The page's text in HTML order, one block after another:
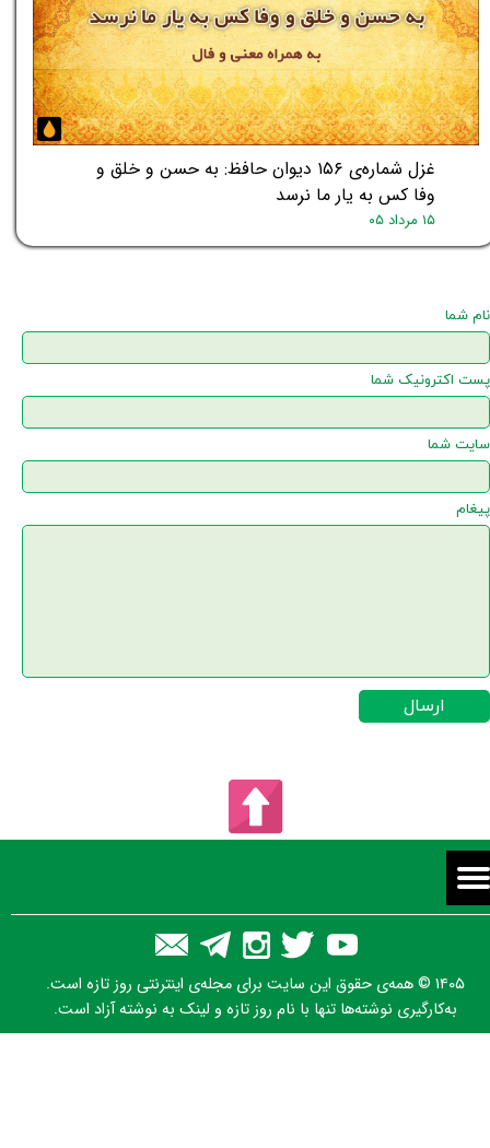
غزل شماره‌ی ۱۵۶ دیوان حافظ: به حسن و خلق و
وفا کس به یار ما نرسد
۱۵ مرداد ۰۵
نام شما
پست اکترونیک شما
سایت شما
پیغام
ارسال
۱۴۰۵ © همه‌ی حقوق این سایت برای مجله‌ی اینترنتی روز تازه است.
به‌کارگیری نوشته‌ها تنها با نام روز تازه و لینک به نوشته آزاد است.